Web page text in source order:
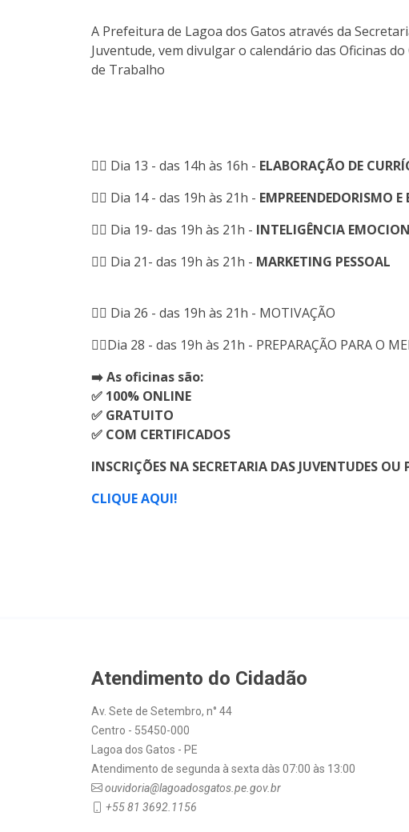
A Prefeitura de Lagoa dos Gatos através da
Juventude, vem divulgar o calendário das Oficinas
de Trabalho
👉🏽 Dia 13 - das 14h às 16h - ELABORAÇÃO DE
👉🏽 Dia 14 - das 19h às 21h - EMPREENDEDORISMO
👉🏽 Dia 19- das 19h às 21h - INTELIGÊNCIA
👉🏽 Dia 21- das 19h às 21h - MARKETING PESSOAL
👉🏽 Dia 26 - das 19h às 21h - MOTIVAÇÃO
👉🏽Dia 28 - das 19h às 21h - PREPARAÇÃO PARA O
➡️ As oficinas são:
✅ 100% ONLINE
✅ GRATUITO
✅ COM CERTIFICADOS
INSCRIÇÕES NA SECRETARIA DAS JUVENTUDES OU
CLIQUE AQUI!
Atendimento do Cidadão
Av. Sete de Setembro, n° 44
Centro - 55450-000
Lagoa dos Gatos - PE
Atendimento de segunda à sexta dàs 07:00 às 13:00
ouvidoria@lagoadosgatos.pe.gov.br
+55 81 3692.1156